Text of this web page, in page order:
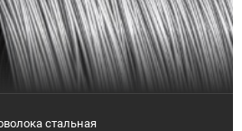
стальная